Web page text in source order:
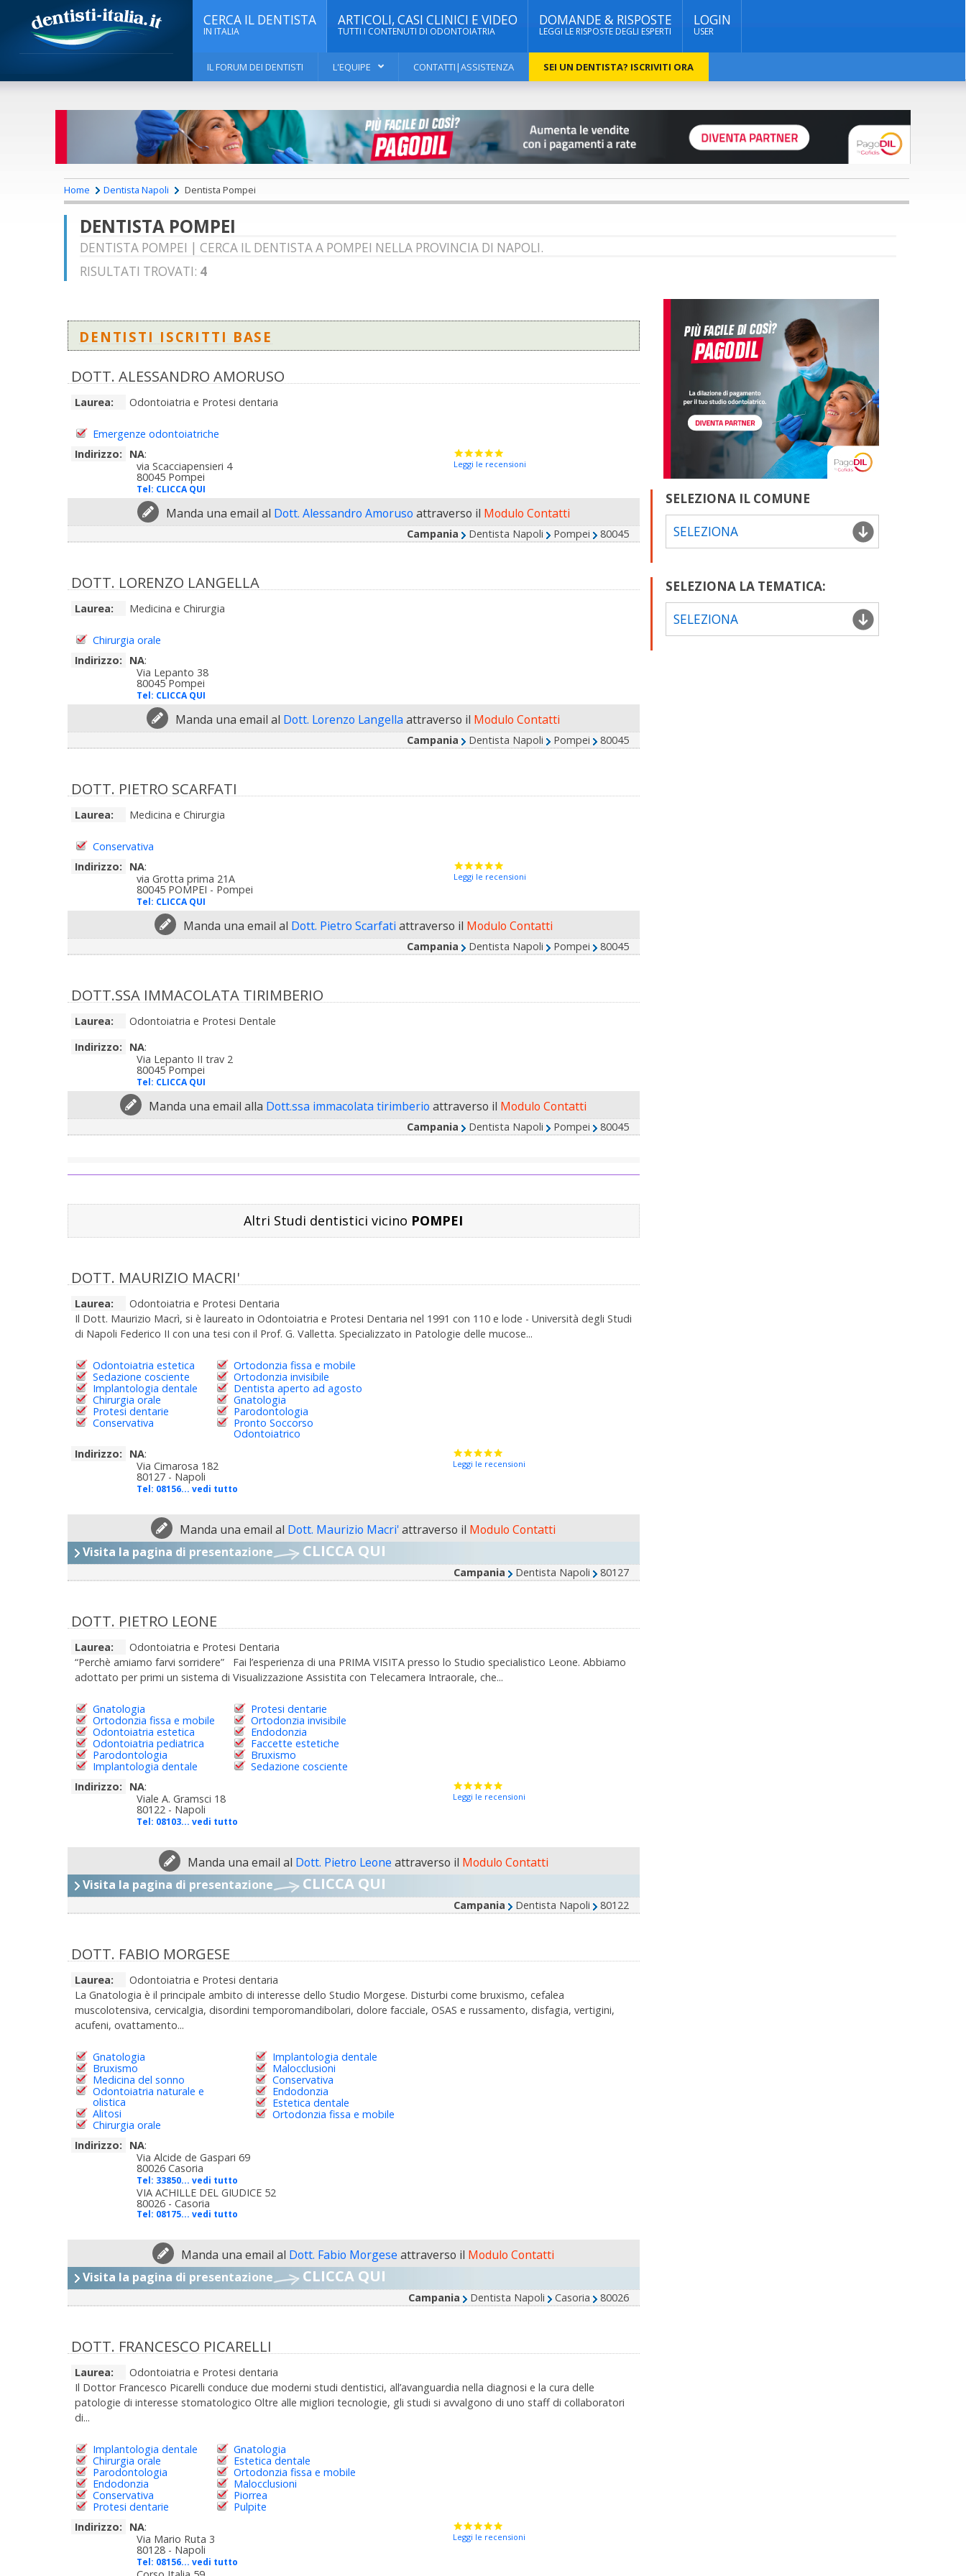
CERCA IL DENTISTA
IN ITALIA
ARTICOLI, CASI CLINICI E VIDEO
TUTTI I CONTENUTI DI ODONTOIATRIA
DOMANDE & RISPOSTE
LEGGI LE RISPOSTE DEGLI ESPERTI
LOGIN
USER
IL FORUM DEI DENTISTI L'EQUIPE CONTATTI|ASSISTENZA SEI UN DENTISTA? ISCRIVITI ORA
Home Dentista Napoli Dentista Pompei
DENTISTA POMPEI
DENTISTA POMPEI | CERCA IL DENTISTA A POMPEI NELLA PROVINCIA DI NAPOLI.
RISULTATI TROVATI: 4
DENTISTI ISCRITTI BASE
DOTT. ALESSANDRO AMORUSO
Laurea: Odontoiatria e Protesi dentaria
Emergenze odontoiatriche
Indirizzo:
NA:
via Scacciapensieri 4
80045 Pompei
Tel: CLICCA QUI
Leggi le recensioni
Manda una email al Dott. Alessandro Amoruso attraverso il Modulo Contatti
Campania Dentista Napoli Pompei 80045
DOTT. LORENZO LANGELLA
Laurea: Medicina e Chirurgia
Chirurgia orale
Indirizzo:
NA:
Via Lepanto 38
80045 Pompei
Tel: CLICCA QUI
Manda una email al Dott. Lorenzo Langella attraverso il Modulo Contatti
Campania Dentista Napoli Pompei 80045
DOTT. PIETRO SCARFATI
Laurea: Medicina e Chirurgia
Conservativa
Indirizzo:
NA:
via Grotta prima 21A
80045 POMPEI - Pompei
Tel: CLICCA QUI
Leggi le recensioni
Manda una email al Dott. Pietro Scarfati attraverso il Modulo Contatti
Campania Dentista Napoli Pompei 80045
DOTT.SSA IMMACOLATA TIRIMBERIO
Laurea:
Odontoiatria e Protesi Dentale
Indirizzo:
NA:
Via Lepanto II trav 2
80045 Pompei
Tel: CLICCA QUI
Manda una email alla Dott.ssa immacolata tirimberio attraverso il Modulo Contatti
Campania Dentista Napoli Pompei 80045
Altri Studi dentistici vicino POMPEI
DOTT. MAURIZIO MACRI'
Laurea:
Odontoiatria e Protesi Dentaria
Il Dott. Maurizio Macrì, si è laureato in Odontoiatria e Protesi Dentaria nel 1991 con 110 e lode - Università degli Studi
di Napoli Federico II con una tesi con il Prof. G. Valletta. Specializzato in Patologie delle mucose...
Odontoiatria estetica
Sedazione cosciente
Implantologia dentale
Chirurgia orale
Protesi dentarie
Conservativa
Ortodonzia fissa e mobile
Ortodonzia invisibile
Dentista aperto ad agosto
Gnatologia
Parodontologia
Pronto Soccorso
Odontoiatrico
Indirizzo:
NA:
Via Cimarosa 182
80127 - Napoli
Tel: 08156... vedi tutto
Leggi le recensioni
Manda una email al Dott. Maurizio Macri'attraverso il Modulo Contatti
Visita la pagina di presentazione
CLICCA QUI
Campania Dentista Napoli 80127
DOTT. PIETRO LEONE
Laurea:
Odontoiatria e Protesi Dentaria
“Perchè amiamo farvi sorridere” Fai l’esperienza di una PRIMA VISITA presso lo Studio specialistico Leone. Abbiamo
adottato per primi un sistema di Visualizzazione Assistita con Telecamera Intraorale, che...
Gnatologia
Ortodonzia fissa e mobile
Odontoiatria estetica
Odontoiatria pediatrica
Parodontologia
Implantologia dentale
Protesi dentarie
Ortodonzia invisibile
Endodonzia
Faccette estetiche
Bruxismo
Sedazione cosciente
Indirizzo:
NA:
Viale A. Gramsci 18
80122 - Napoli
Tel: 08103... vedi tutto
Leggi le recensioni
Manda una email al Dott. Pietro Leone attraverso il Modulo Contatti
Visita la pagina di presentazione
CLICCA QUI
Campania Dentista Napoli 80122
DOTT. FABIO MORGESE
Laurea:
Odontoiatria e Protesi dentaria
La Gnatologia è il principale ambito di interesse dello Studio Morgese. Disturbi come bruxismo, cefalea
muscolotensiva, cervicalgia, disordini temporomandibolari, dolore facciale, OSAS e russamento, disfagia, vertigini,
acufeni, ovattamento...
Gnatologia
Bruxismo
Medicina del sonno
Odontoiatria naturale e
olistica
Alitosi
Chirurgia orale
Implantologia dentale
Malocclusioni
Conservativa
Endodonzia
Estetica dentale
Ortodonzia fissa e mobile
Indirizzo: NA:
Via Alcide de Gaspari 69
80026 Casoria
Tel: 33850... vedi tutto
VIA ACHILLE DEL GIUDICE 52
80026 - Casoria
Tel: 08175... vedi tutto
Manda una email al Dott. Fabio Morgese attraverso il Modulo Contatti
Visita la pagina di presentazione
CLICCA QUI
Campania Dentista Napoli Casoria 80026
DOTT. FRANCESCO PICARELLI
Laurea:
Odontoiatria e Protesi dentaria
Il Dottor Francesco Picarelli conduce due moderni studi dentistici, all’avanguardia nella diagnosi e la cura delle
patologie di interesse stomatologico Oltre alle migliori tecnologie, gli studi si avvalgono di uno staff di collaboratori
di...
Implantologia dentale
Chirurgia orale
Parodontologia
Endodonzia
Conservativa
Protesi dentarie
Gnatologia
Estetica dentale
Ortodonzia fissa e mobile
Malocclusioni
Piorrea
Pulpite
Indirizzo:
NA:
Via Mario Ruta 3
80128 - Napoli
Tel: 08156... vedi tutto
Leggi le recensioni
SELEZIONA IL COMUNE
SELEZIONA
SELEZIONA LA TEMATICA:
SELEZIONA